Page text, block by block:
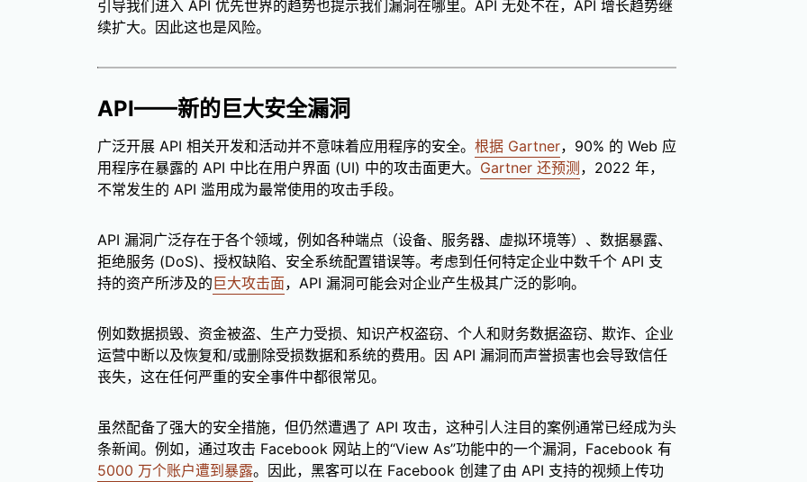
引导我们进入 API 优先世界的趋势也提示我们漏洞在哪里。API 无处不在，API 增长趋势继
续扩大。因此这也是风险。
API——新的巨大安全漏洞
广泛开展 API 相关开发和活动并不意味着应用程序的安全。 根据 Gartner，90% 的 Web 应
用程序在暴露的 API 中比在用户界面 (UI) 中的攻击面更大。 Gartner 还预测 ，2022 年，
不常发生的 API 滥用成为最常使用的攻击手段。
API 漏洞广泛存在于各个领域，例如各种端点（设备、服务器、虚拟环境等）、数据暴露、
拒绝服务 (DoS)、授权缺陷、安全系统配置错误等。考虑到任何特定企业中数千个 API 支
持的资产所涉及的 巨大攻击面，API 漏洞可能会对企业产生极其广泛的影响。
例如数据损毁、资金被盗、生产力受损、知识产权盗窃、个人和财务数据盗窃、欺诈、企业
运营中断以及恢复和/或删除受损数据和系统的费用。因 API 漏洞而声誉损害也会导致信任
丧失，这在任何严重的安全事件中都很常见。
虽然配备了强大的安全措施，但仍然遭遇了 API 攻击，这种引人注目的案例通常已经成为头
条新闻。例如，通过攻击 Facebook 网站上的“View As”功能中的一个漏洞，Facebook 有
5000 万个账户遭到暴露。因此，黑客可以在 Facebook 创建了由 API 支持的视频上传功